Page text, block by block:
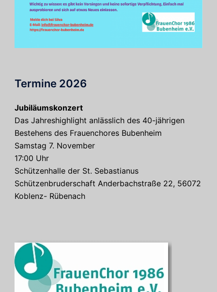
Termine 2026
Jubiläumskonzert
Das Jahreshighlight anlässlich des 40-jährigen
Bestehens des Frauenchores Bubenheim
Samstag 7. November
17:00 Uhr
Schützenhalle der St. Sebastianus
Schützenbruderschaft Anderbachstraße 22, 56072
Koblenz- Rübenach